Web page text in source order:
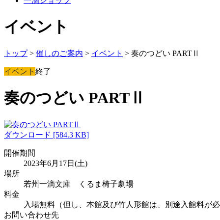
イベント
トップ> 催しのご案内 > イベント > 奏のつどい PARTⅡ
イベント 終了
奏のつどい PARTⅡ
ダウンロード [584.3 KB]
開催期間
2023年6月17日(土)
場所
若州一滴文庫 くるま椅子劇場
料金
入場無料（但し、本館及び竹人形館は、別途入館料が
お問い合わせ先